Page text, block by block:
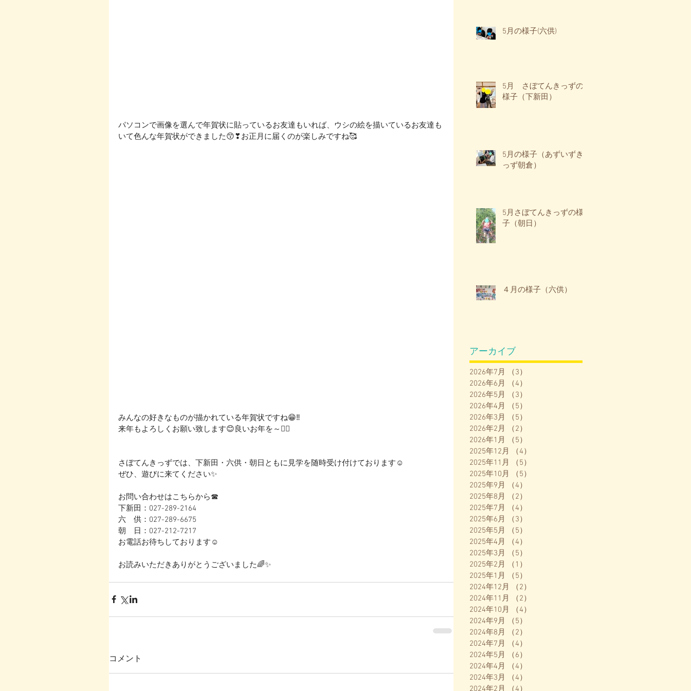
パソコンで画像を選んで年賀状に貼っているお友達もいれば、ウシの絵を描いているお友達も
いて色んな年賀状ができました😙❣お正月に届くのが楽しみですね🥰
みんなの好きなものが描かれている年賀状ですね😁‼
来年もよろしくお願い致します😊良いお年を～✋🏻
さぼてんきっずでは、下新田・六供・朝日ともに見学を随時受け付けております☺
ぜひ、遊びに来てください✨
お問い合わせはこちらから☎
下新田：027-289-2164
六　供：027-289-6675
朝　日：027-212-7217
お電話お待ちしております☺
お読みいただきありがとうございました🌈✨
コメント
5月の様子(六供)
5月 さぼてんきっずの
様子（下新田）
5月の様子（あずいずき
っず朝倉）
5月さぼてんきっずの様
子（朝日）
４月の様子（六供）
アーカイブ
2026年7月 （3）
2026年6月
（4）
2026年5月
（3）
2026年4月
（5）
2026年3月
（5）
2026年2月
（2）
2026年1月
（5）
2025年12月
（4）
2025年11月
（5）
2025年10月
（5）
2025年9月
（4）
2025年8月
（2）
2025年7月
（4）
2025年6月
（3）
2025年5月
（5）
2025年4月
（4）
2025年3月
（5）
2025年2月
（1）
2025年1月
（5）
2024年12月
（2）
2024年11月
（2）
2024年10月
（4）
2024年9月
（5）
2024年8月
（2）
2024年7月
（4）
2024年5月
（6）
2024年4月
（4）
2024年3月
（4）
2024年2月
（4）